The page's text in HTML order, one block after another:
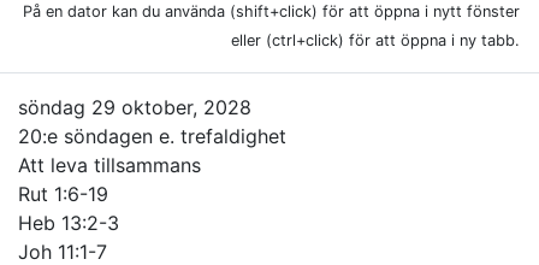
På en dator kan du använda (shift+click) för att öppna i nytt fönster
eller (ctrl+click) för att öppna i ny tabb.
söndag 29 oktober, 2028
20:e söndagen e. trefaldighet
Att leva tillsammans
Rut 1:6-19
Heb 13:2-3
Joh 11:1-7